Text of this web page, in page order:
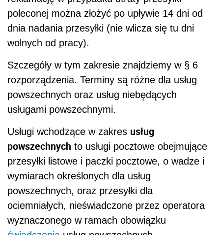
poleconej można złożyć po upływie 14 dni od
dnia nadania przesyłki (nie wlicza się tu dni
wolnych od pracy).
Szczegóły w tym zakresie znajdziemy w § 6
rozporządzenia. Terminy są różne dla usług
powszechnych oraz usług niebędących
usługami powszechnymi.
Usługi wchodzące w zakres usług
powszechnych to usługi pocztowe obejmujące
przesyłki listowe i paczki pocztowe, o wadze i
wymiarach określonych dla usług
powszechnych, oraz przesyłki dla
ociemniałych, nieświadczone przez operatora
wyznaczonego w ramach obowiązku